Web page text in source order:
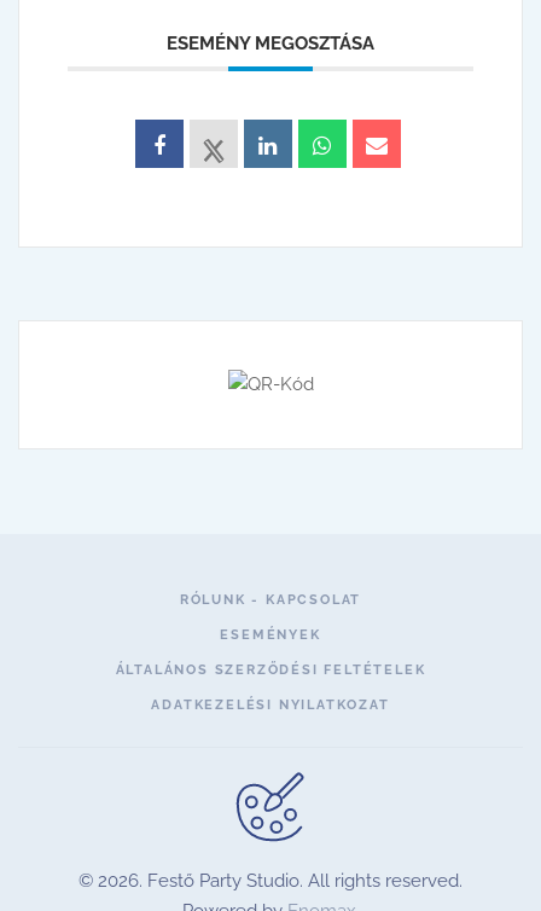
ESEMÉNY MEGOSZTÁSA
RÓLUNK - KAPCSOLAT
ESEMÉNYEK
ÁLTALÁNOS SZERZŐDÉSI FELTÉTELEK
ADATKEZELÉSI NYILATKOZAT
© 2026. Festő Party Studio. All rights reserved.